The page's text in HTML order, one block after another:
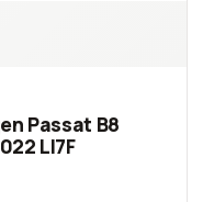
Passat B8
LI7F